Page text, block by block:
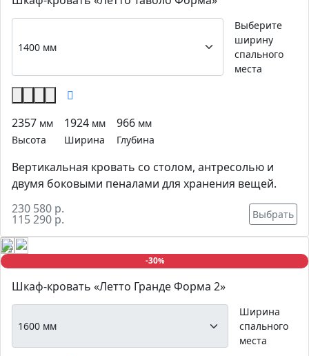
Выберите
ширину
спального
места
2357 мм
Высота
1924 мм
Ширина
966 мм
Глубина
Вертикальная кровать со столом, антресолью и
двумя боковыми пеналами для хранения вещей.
230 580 р.
115 290 р. Выбрать
-30%
Шкаф-кровать «Летто Гранде Форма 2»
Ширина
спального
места